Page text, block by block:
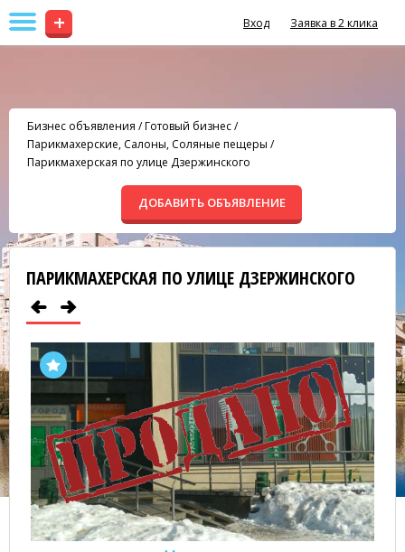
+ Вход Заявка в 2 клика
Бизнес объявления /Готовый бизнес/
Парикмахерские, Салоны, Соляные пещеры /
Парикмахерская по улице Дзержинского
ДОБАВИТЬ ОБЪЯВЛЕНИЕ
ПАРИКМАХЕРСКАЯ ПО УЛИЦЕ ДЗЕРЖИНСКОГО